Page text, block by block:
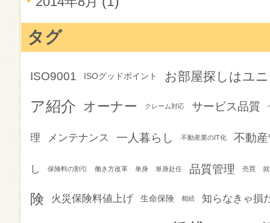
タグ
ISO9001 ISOグッドポイント お部屋探しはユ
ア紹介 オーナー クレーム対応 サービス品質
理 メンテナンス 一人暮らし 不動産業のIT化 不動
し 保険料の割引 働き方改革 単身 単身赴任 品質管理 売買
険 火災保険料値上げ 生命保険 相続 知らなきゃ損